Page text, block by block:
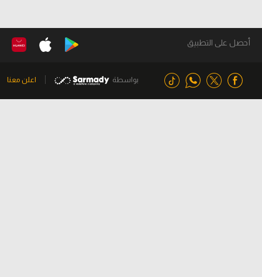
أحصل على التطبيق
بواسطة اعلن معنا